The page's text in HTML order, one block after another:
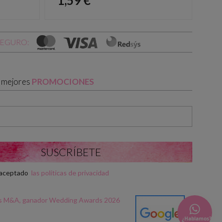
PROMOCIONES
las políticas de privacidad
¿Hablamos?